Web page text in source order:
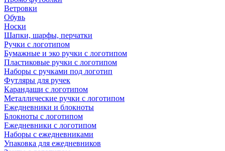
Ветровки
Обувь
Носки
Шапки, шарфы, перчатки
Ручки с логотипом
Бумажные и эко ручки с логотипом
Пластиковые ручки с логотипом
Наборы с ручками под логотип
Футляры для ручек
Карандаши с логотипом
Металлические ручки с логотипом
Ежедневники и блокноты
Блокноты с логотипом
Ежедневники с логотипом
Наборы с ежедневниками
Упаковка для ежедневников